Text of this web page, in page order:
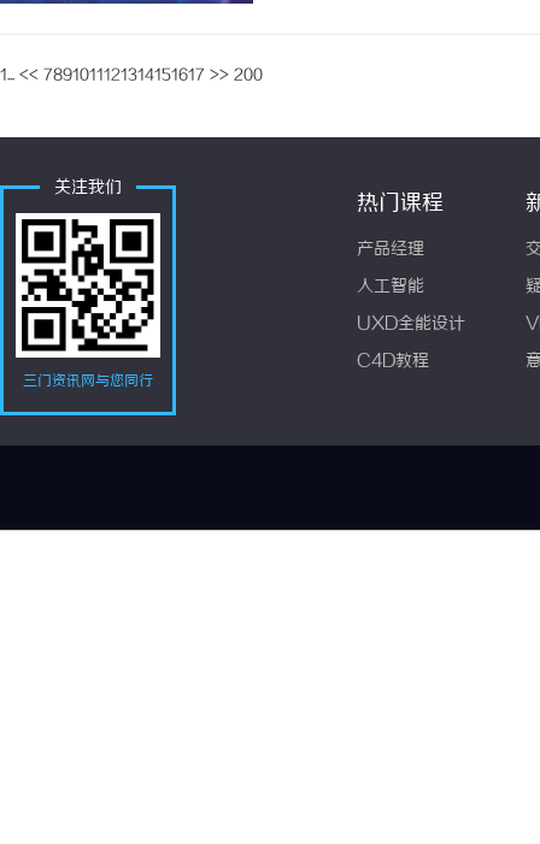
1... << 7891011121314151617 >> 200
关注我们
三门资讯网与您同行
热门课程
产品经理
人工智能
UXD全能设计
C4D教程